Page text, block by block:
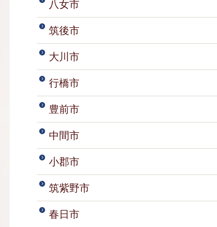
八女市
筑後市
大川市
行橋市
豊前市
中間市
小郡市
筑紫野市
春日市